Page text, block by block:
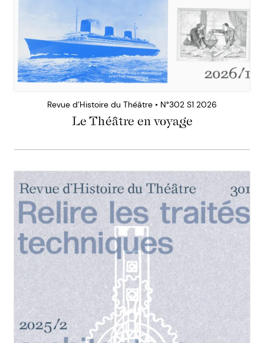
Revue d’Histoire du Théâtre • N°302 S1 2026
Le Théâtre en voyage